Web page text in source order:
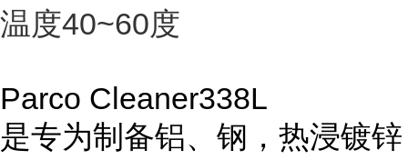
温度40~60度
Parco Cleaner338L
是专为制备铝、钢，热浸镀锌